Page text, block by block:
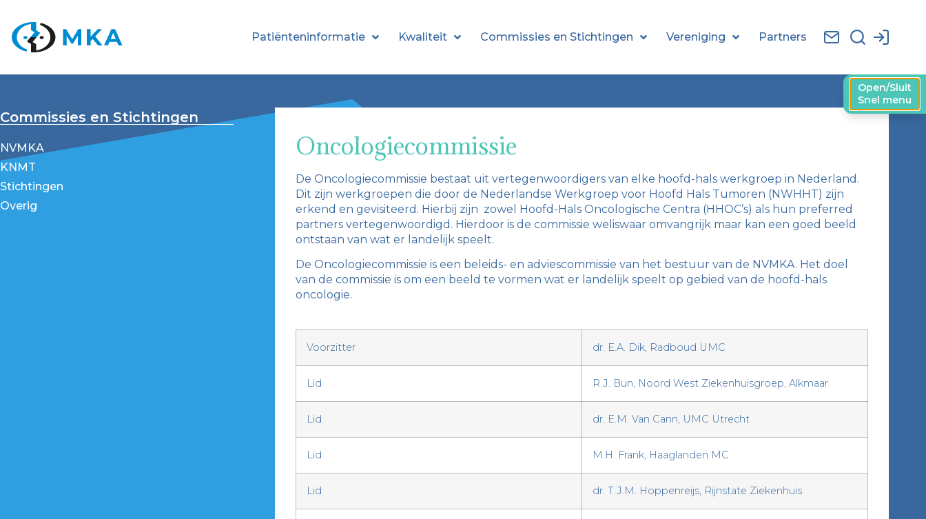
Patiënteninformatie Kwaliteit Commissies en Stichtingen Vereniging Partners
Commissies en Stichtingen
NVMKA
KNMT
Stichtingen
Overig
Oncologiecommissie
De Oncologiecommissie bestaat uit vertegenwoordigers van elke hoofd-hals werkgroep in Nederland.
Dit zijn werkgroepen die door de Nederlandse Werkgroep voor Hoofd Hals Tumoren (NWHHT) zijn
erkend en gevisiteerd. Hierbij zijn zowel Hoofd-Hals Oncologische Centra (HHOC’s) als hun preferred
partners vertegenwoordigd. Hierdoor is de commissie weliswaar omvangrijk maar kan een goed beeld
ontstaan van wat er landelijk speelt.
De Oncologiecommissie is een beleids- en adviescommissie van het bestuur van de NVMKA. Het doel
van de commissie is om een beeld te vormen wat er landelijk speelt op gebied van de hoofd-hals
oncologie.
Voorzitter dr. E.A. Dik, Radboud UMC
Lid R.J. Bun, Noord West Ziekenhuisgroep, Alkmaar
Lid dr. E.M. Van Cann, UMC Utrecht
Lid M.H. Frank, Haaglanden MC
Lid dr. T.J.M. Hoppenreijs, Rijnstate Ziekenhuis
Open/Sluit
Snel menu